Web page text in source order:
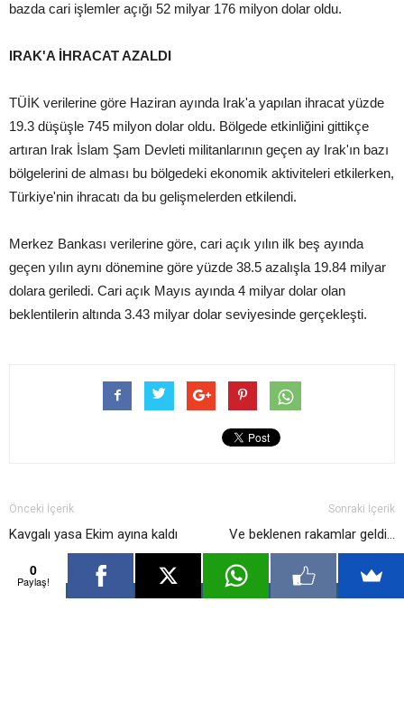
bazda cari işlemler açığı 52 milyar 176 milyon dolar oldu.
IRAK'A İHRACAT AZALDI
TÜİK verilerine göre Haziran ayında Irak'a yapılan ihracat yüzde
19.3 düşüşle 745 milyon dolar oldu. Bölgede etkinliğini gittikçe
artıran Irak İslam Şam Devleti militanlarının geçen ay Irak'ın bazı
bölgelerini de alması bu bölgedeki ekonomik aktiviteleri etkilerken,
Türkiye'nin ihracatı da bu gelişmelerden etkilendi.
Merkez Bankası verilerine göre, cari açık yılın ilk beş ayında
geçen yılın aynı dönemine göre yüzde 38.5 azalışla 19.84 milyar
dolara geriledi. Cari açık Mayıs ayında 4 milyar dolar olan
beklentilerin altında 3.43 milyar dolar seviyesinde gerçekleşti.
Önceki İçerik
Kavgalı yasa Ekim ayına kaldı
Sonraki İçerik
Ve beklenen rakamlar geldi…
İlgili Haberler
0
Paylaş!